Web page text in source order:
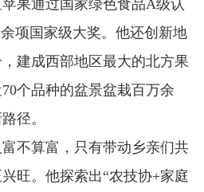
果通过国家绿色食品A级认
项国家级大奖。他还创新地
建成西部地区最大的北方果
个品种的盆景盆栽百万余
径。
不算富，只有带动乡亲们共
旺。他探索出“农技协+家庭